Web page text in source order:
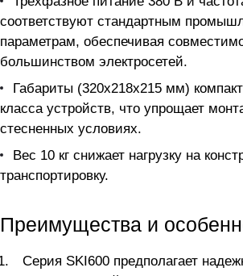
соответствуют стандартным
параметрам, обеспечивая
большинством электросетей.
Габариты (320x218x215 мм)
класса устройств, что упрощает
стесненных условиях.
Вес 10 кг снижает нагрузку на
транспортировку.
Преимущества и
Серия SKI600 предполагает